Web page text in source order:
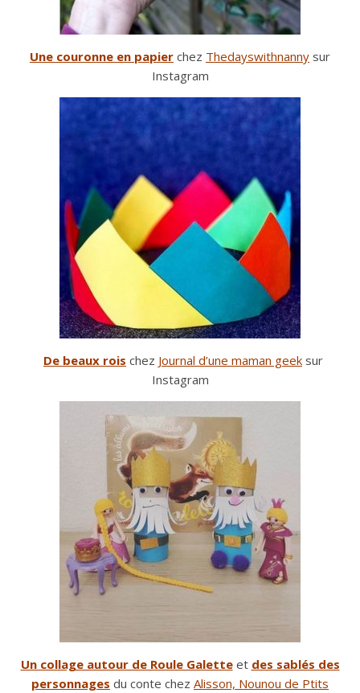
Une couronne en papier chez Thedayswithnanny sur
Instagram
De beaux rois chez Journal d’une maman geek sur
Instagram
Un collage autour de Roule Galetteet des sablés des
personnages du conte chez Alisson, Nounou de Ptits